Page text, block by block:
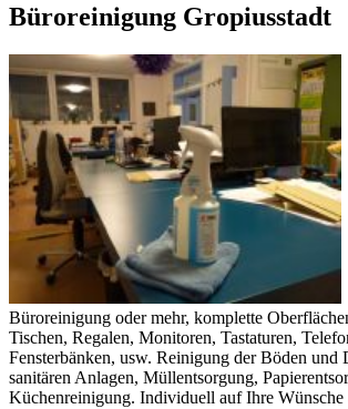
Büroreinigung Gropiusstadt
Büroreinigung oder mehr, komplette
Tischen, Regalen, Monitoren, Tastaturen,
Fensterbänken, usw. Reinigung der Böden und
sanitären Anlagen, Müllentsorgung,
Küchenreinigung. Individuell auf Ihre Wünsche